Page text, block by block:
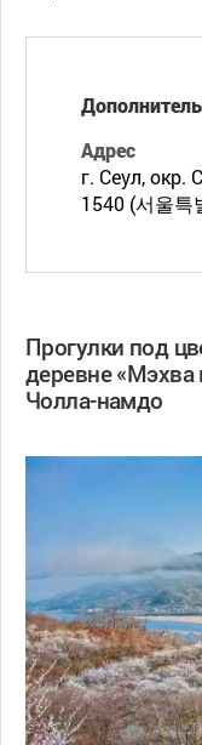
Адрес
г. Сеул, окр.
1540 (서울특
Прогулки под
деревне
Чолла-намдо